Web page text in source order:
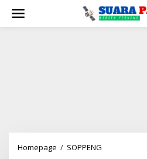
konten
Homepage / SOPPENG